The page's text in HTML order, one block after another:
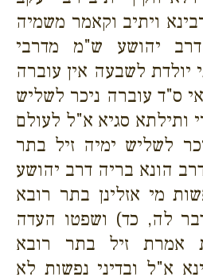
ויתיב וקאמר משמיה
יהושע ש"מ מדרבי
יולדת לשבעה אין עוברה
ס"ד עוברה ניכר לשליש
ותילתא סגיא א"ל לעולם
לשליש ימיה זיל בתר
הונא בריה דרב יהושע
מי אזלינן בתר רובא
לה, כד) ושפטו העדה
אמרת זיל בתר רובא
א"ל ובדיני נפשות לא